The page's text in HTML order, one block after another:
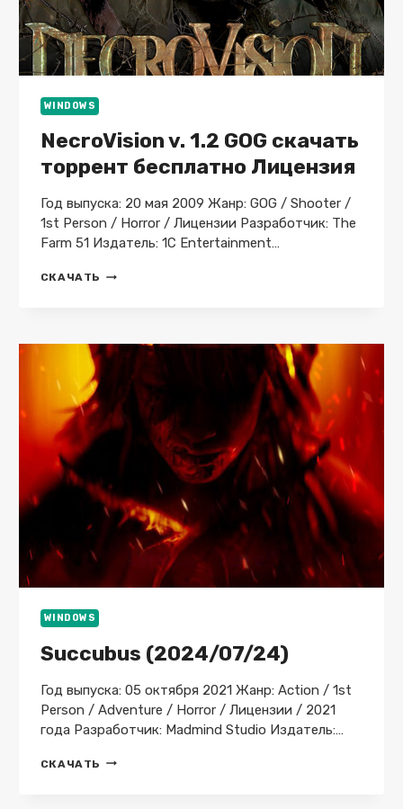
WINDOWS
NecroVision v. 1.2 GOG скачать
торрент бесплатно Лицензия
Год выпуска: 20 мая 2009 Жанр: GOG / Shooter /
1st Person / Horror / Лицензии Разработчик: The
Farm 51 Издатель: 1C Entertainment…
СКАЧАТЬ NECROVISION
ТОРРЕНТ
БЕСПЛАТНО
ЛИЦЕНЗИЯ
WINDOWS
Succubus (2024/07/24)
Год выпуска: 05 октября 2021 Жанр: Action / 1st
Person / Adventure / Horror / Лицензии / 2021
года Разработчик: Madmind Studio Издатель:…
СКАЧАТЬ SUCCUBUS